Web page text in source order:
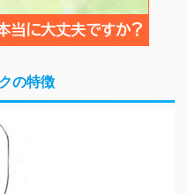
の特徴